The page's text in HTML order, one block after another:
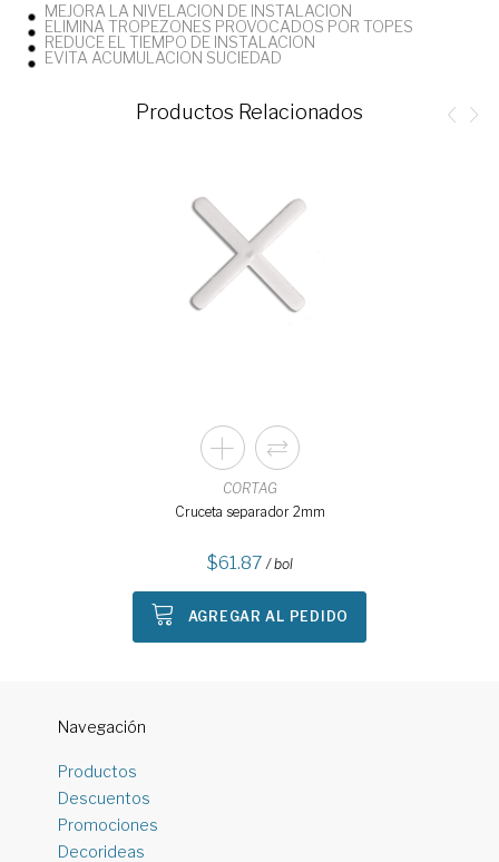
MEJORA LA NIVELACION DE INSTALACION
ELIMINA TROPEZONES PROVOCADOS POR TOPES
REDUCE EL TIEMPO DE INSTALACION
EVITA ACUMULACION SUCIEDAD
Productos Relacionados
CORTAG
Cruceta separador 2mm
61.87 / bol
AGREGAR AL PEDIDO
Navegación
Productos
Descuentos
Promociones
Decorideas